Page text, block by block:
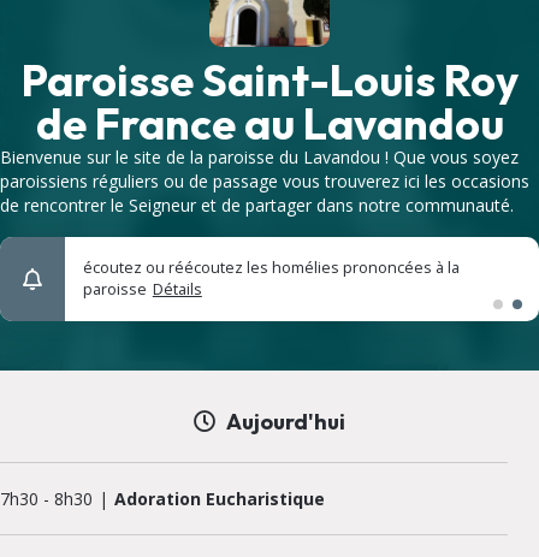
Paroisse Saint-Louis Roy
de France au Lavandou
Bienvenue sur le site de la paroisse du Lavandou ! Que vous soyez
paroissiens réguliers ou de passage vous trouverez ici les occasions
de rencontrer le Seigneur et de partager dans notre communauté.
écoutez ou réécoutez les homélies prononcées à la
paroisse Détails
Aujourd'hui
7h30 - 8h30 Adoration Eucharistique